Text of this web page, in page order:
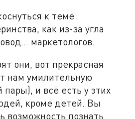
к теме
как из-за угла
маркетологов.
они, вот прекрасная
нам умилительную
пары), и всё есть у этих
кроме детей. Вы
возможность познать